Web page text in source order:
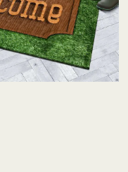
verringert
ähnlicher Weise
oder der
verbessert.
eines Raumes